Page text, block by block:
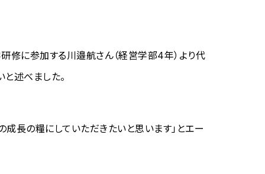
修に参加する川邉航さん（経営学部4年）より代
述べました。
長の糧にしていただきたいと思います」とエー